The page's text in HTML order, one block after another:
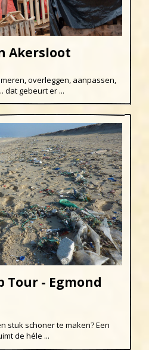
Akersloot
overleggen, aanpassen,
dat gebeurt er ...
Tour - Egmond
stuk schoner te maken? Een
de héle ...